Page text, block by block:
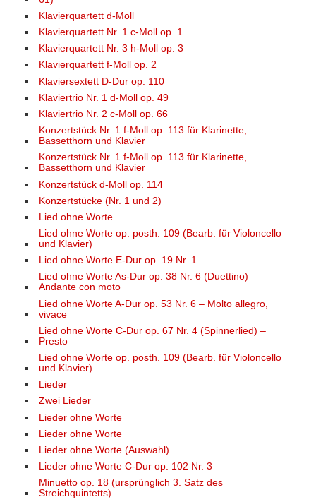
Klavierquartett d-Moll
Klavierquartett Nr. 1 c-Moll op. 1
Klavierquartett Nr. 3 h-Moll op. 3
Klavierquartett f-Moll op. 2
Klaviersextett D-Dur op. 110
Klaviertrio Nr. 1 d-Moll op. 49
Klaviertrio Nr. 2 c-Moll op. 66
Konzertstück Nr. 1 f-Moll op. 113 für Klarinette,
Bassetthorn und Klavier
Konzertstück Nr. 1 f-Moll op. 113 für Klarinette,
Bassetthorn und Klavier
Konzertstück d-Moll op. 114
Konzertstücke (Nr. 1 und 2)
Lied ohne Worte
Lied ohne Worte op. posth. 109 (Bearb. für Violoncello
und Klavier)
Lied ohne Worte E-Dur op. 19 Nr. 1
Lied ohne Worte As-Dur op. 38 Nr. 6 (Duettino) –
Andante con moto
Lied ohne Worte A-Dur op. 53 Nr. 6 – Molto allegro,
vivace
Lied ohne Worte C-Dur op. 67 Nr. 4 (Spinnerlied) –
Presto
Lied ohne Worte op. posth. 109 (Bearb. für Violoncello
und Klavier)
Lieder
Zwei Lieder
Lieder ohne Worte
Lieder ohne Worte
Lieder ohne Worte (Auswahl)
Lieder ohne Worte C-Dur op. 102 Nr. 3
Minuetto op. 18 (ursprünglich 3. Satz des
Streichquintetts)